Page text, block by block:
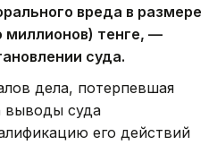
вреда в размере
миллионов) тенге, —
суда.
дела, потерпевшая
выводы суда
его действий